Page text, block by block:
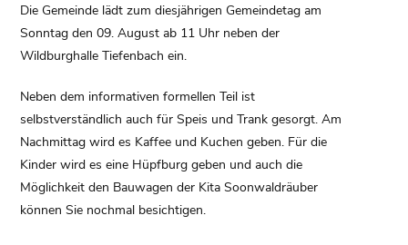
Die Gemeinde lädt zum diesjährigen Gemeindetag am
Sonntag den 09. August ab 11 Uhr neben der
Wildburghalle Tiefenbach ein.
Neben dem informativen formellen Teil ist
selbstverständlich auch für Speis und Trank gesorgt. Am
Nachmittag wird es Kaffee und Kuchen geben. Für die
Kinder wird es eine Hüpfburg geben und auch die
Möglichkeit den Bauwagen der Kita Soonwaldräuber
können Sie nochmal besichtigen.